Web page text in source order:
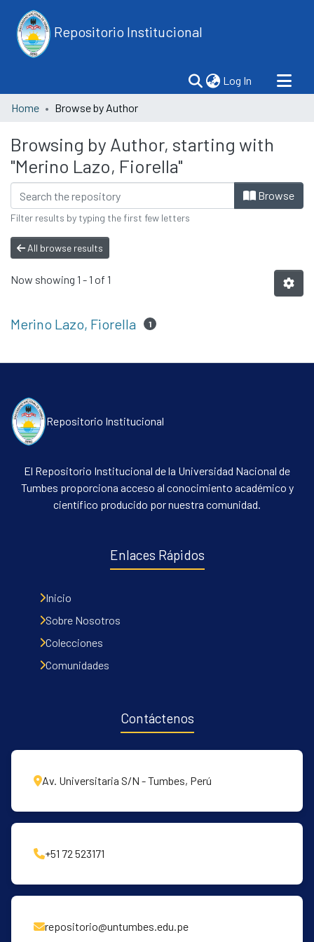
Repositorio Institucional
Log In (current)
Communities & Collections
All of DSpace
Home Browse by Author
Browsing by Author, starting with
"Merino Lazo, Fiorella"
Browse
Filter results by typing the first few letters
All browse results
Now showing 1 - 1 of 1
Merino Lazo, Fiorella 1
Repositorio Institucional
El Repositorio Institucional de la Universidad Nacional de
Tumbes proporciona acceso al conocimiento académico y
científico producido por nuestra comunidad.
Enlaces Rápidos
Inicio
Sobre Nosotros
Colecciones
Comunidades
Contáctenos
Av. Universitaria S/N - Tumbes, Perú
+51 72 523171
repositorio@untumbes.edu.pe